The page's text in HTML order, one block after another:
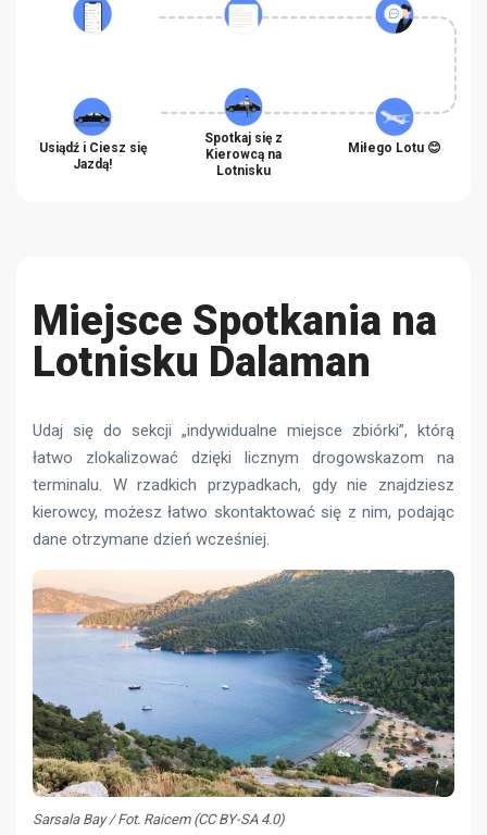
Usiądź i Ciesz się
Jazdą!
Spotkaj się z
Kierowcą na
Lotnisku
Miłego Lotu 😊
Miejsce Spotkania na
Lotnisku Dalaman
Udaj się do sekcji „indywidualne miejsce zbiórki”, którą
łatwo zlokalizować dzięki licznym drogowskazom na
terminalu. W rzadkich przypadkach, gdy nie znajdziesz
kierowcy, możesz łatwo skontaktować się z nim, podając
dane otrzymane dzień wcześniej.
Sarsala Bay / Fot. Raicem (CC BY-SA 4.0)